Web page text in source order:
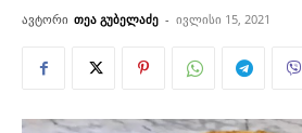
ავტორი თეა გუბელაძე - ივლისი 15, 2021